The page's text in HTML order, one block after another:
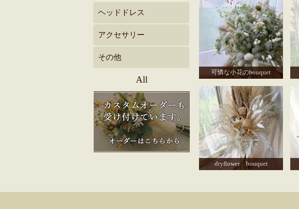
ヘッドドレス
アクセサリー
その他
All
可憐な小花のbouquet
dryflower bouquet